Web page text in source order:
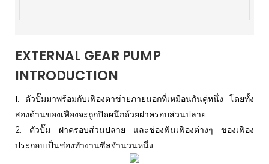
EXTERNAL GEAR PUMP
INTRODUCTION
1. ตัวปั๊มมาพร้อมกับเฟืองตาข่ายภายนอกที่เหมือนกันคู่หนึ่ง โดยทั้ง
สองด้านของเฟืองจะถูกปิดผนึกด้วยฝาครอบส่วนปลาย
2. ตัวปั๊ม ฝาครอบส่วนปลาย และช่องฟันเฟืองต่างๆ ของเฟือง
ประกอบเป็นช่องทำงานซีลจำนวนหนึ่ง